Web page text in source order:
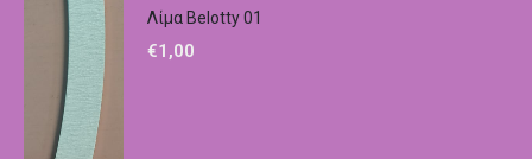
Λίμα Belotty 01
€1,00